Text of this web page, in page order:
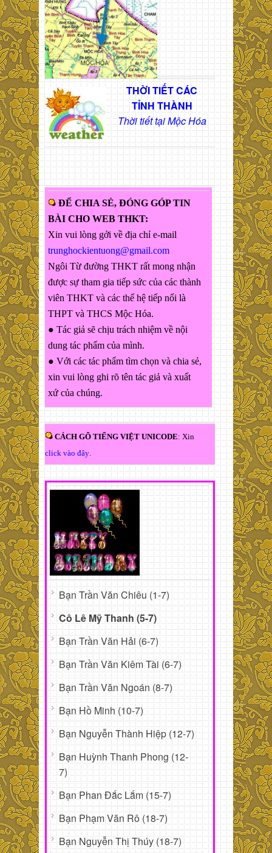
THỜI TIẾT CÁC
TỈNH THÀNH
Thời tiết tại Mộc Hóa
ĐỂ CHIA SẺ, ĐÓNG GÓP TIN
BÀI CHO WEB THKT:
Xin vui lòng gởi về địa chỉ e-mail
trunghockientuong@gmail.com
Ngôi Từ đường THKT rất mong nhận
được sự tham gia tiếp sức của các thành
viên THKT và các thế hệ tiếp nối là
THPT và THCS Mộc Hóa.
● Tác giả sẽ chịu trách nhiệm về nội
dung tác phẩm của mình.
● Với các tác phẩm tìm chọn và chia sẻ,
xin vui lòng ghi rõ tên tác giả và xuất
xứ của chúng.
CÁCH GÕ TIẾNG VIỆT UNICODE: Xin
click vào đây.
Bạn Trần Văn Chiêu (1-7)
Cô Lê Mỹ Thanh (5-7)
Bạn Trần Văn Hải (6-7)
Bạn Trần Văn Kiêm Tài (6-7)
Bạn Trần Văn Ngoán (8-7)
Bạn Hồ Minh (10-7)
Bạn Nguyễn Thành Hiệp (12-7)
Bạn Huỳnh Thanh Phong (12-
7)
Bạn Phan Đắc Lắm (15-7)
Bạn Phạm Văn Rô (18-7)
Bạn Nguyễn Thị Thúy (18-7)